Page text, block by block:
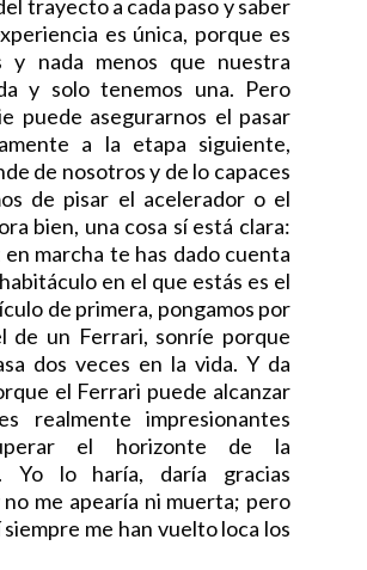
trayecto a cada paso y saber
es única, porque es
y nada menos que nuestra
y solo tenemos una. Pero
puede asegurarnos el pasar
a la etapa siguiente,
de nosotros y de lo capaces
de pisar el acelerador o el
bien, una cosa sí está clara:
en marcha te has dado cuenta
en el que estás es el
de primera, pongamos por
de un Ferrari, sonríe porque
dos veces en la vida. Y da
el Ferrari puede alcanzar
realmente impresionantes
el horizonte de la
Yo lo haría, daría gracias
no me apearía ni muerta; pero
siempre me han vuelto loca los